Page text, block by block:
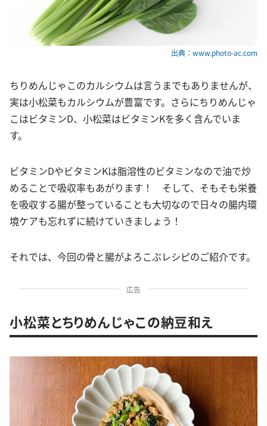
出典：www.photo-ac.com
ちりめんじゃこのカルシウムは言うまでもありませんが、
実は小松菜もカルシウムが豊富です。さらにちりめんじゃ
こはビタミンD、小松菜はビタミンKを多く含んでいま
す。
ビタミンDやビタミンKは脂溶性のビタミンなので油で炒
めることで吸収率もあがります！ そして、そもそも栄養
を吸収する腸が整っていることも大切なので日々の腸内環
境ケアも忘れずに続けていきましょう！
それでは、今回の骨と腸がよろこぶレシピのご紹介です。
広告
小松菜とちりめんじゃこの納豆和え